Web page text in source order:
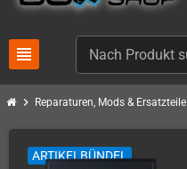
view_headline
chevron_right Reparaturen, Mods & Ersatzteile
ARTIKELBÜNDEL